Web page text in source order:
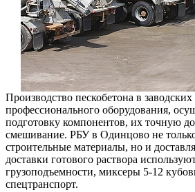
Производство пескобетона в
профессионального оборудования,
подготовку компонентов, их точную
смешивание. РБУ в Одинцово не
строительные материалы, но и
доставки готового раствора
грузоподъемности, миксеры 5-12
спецтранспорт.